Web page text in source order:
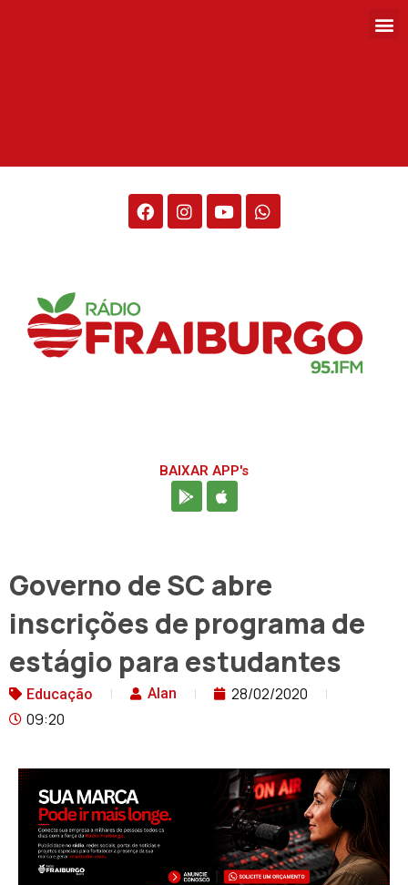
BAIXAR APP's
Governo de SC abre
inscrições de programa de
estágio para estudantes
Educação Alan
28/02/2020
09:20